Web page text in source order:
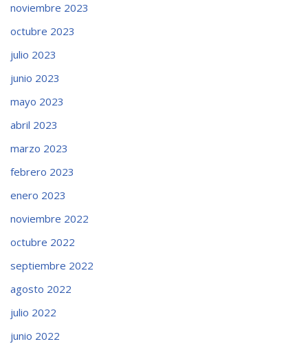
noviembre 2023
octubre 2023
julio 2023
junio 2023
mayo 2023
abril 2023
marzo 2023
febrero 2023
enero 2023
noviembre 2022
octubre 2022
septiembre 2022
agosto 2022
julio 2022
junio 2022